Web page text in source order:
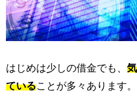
はじめは少しの借金でも、
ている ことが多々あります。